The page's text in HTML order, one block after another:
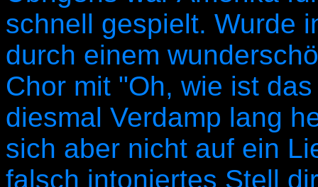
schnell gespielt. Wurde
durch einem
Chor mit "Oh, wie ist
diesmal Verdamp lang
sich aber nicht auf ein
falsch intoniertes Stell